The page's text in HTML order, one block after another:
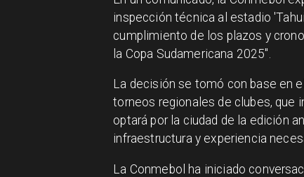
inspección técnica al estadio
cumplimiento de los plazos y
la Copa Sudamericana 2025".
La decisión se tomó con base en
torneos regionales de clubes, que
optará por la ciudad de la edición
infraestructura y experiencia
La Conmebol ha iniciado